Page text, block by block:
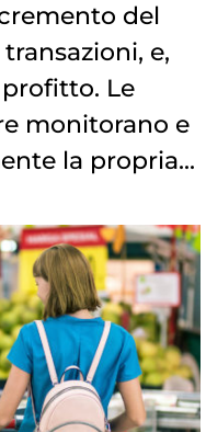
del
e,
Le
monitorano e
la propria...